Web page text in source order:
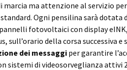
ma attenzione al servizio
Ogni pensilina sarà
fotovoltaici con display
sull’orario della corsa successiva
dei messaggiper garantire
sistemi di videosorveglianza attivi